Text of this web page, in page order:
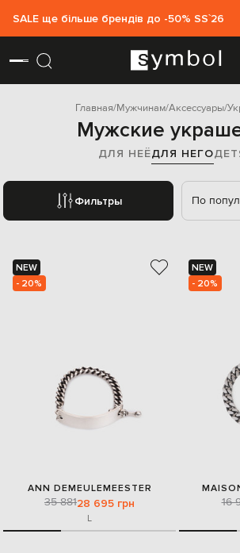
SALE ще більше брендів до -50% SS`26
Главная Мужчинам Аксессуары
Мужские
ДЛЯ НЕЁДЛЯ НЕГО
Фильтры По
NEW
- 20%
ANN DEMEULEMEESTER
35 88128 695 грн
L
NEW
- 20%
16